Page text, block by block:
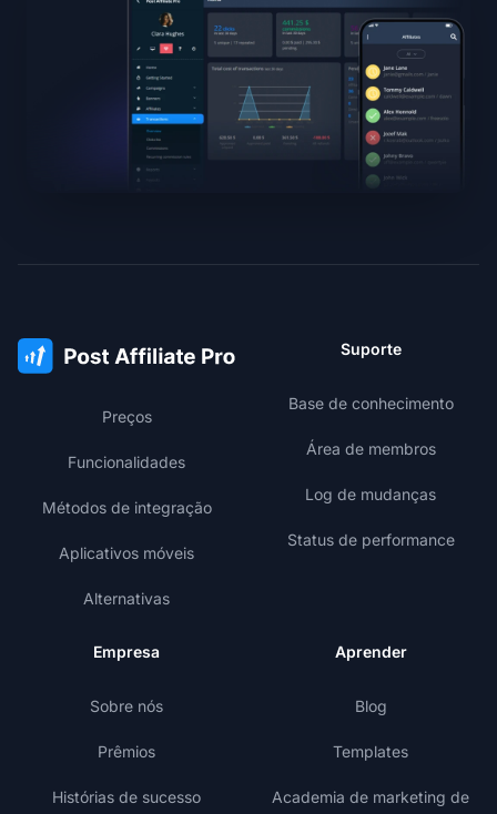
Preços
Funcionalidades
Métodos de integração
Aplicativos móveis
Alternativas
Suporte
Base de conhecimento
Área de membros
Log de mudanças
Status de performance
Empresa
Sobre nós
Prêmios
Histórias de sucesso
Aprender
Blog
Templates
Academia de marketing de